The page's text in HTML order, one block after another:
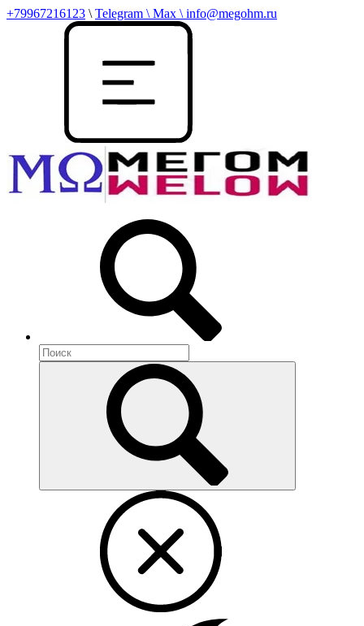
+79967216123 \ Telegram \ Max \ info@megohm.ru